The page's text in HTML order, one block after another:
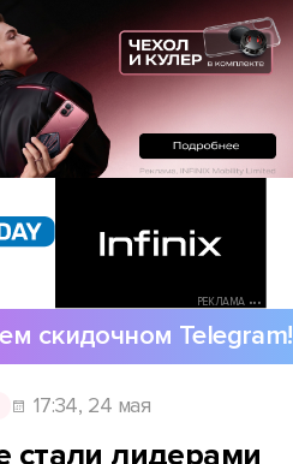
РЕКЛАМА •••
скидочном Telegram!
17:34, 24 мая
стали лидерами